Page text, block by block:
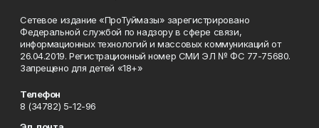
Сетевое издание «ПроТуймазы» зарегистрировано
Федеральной службой по надзору в сфере связи,
информационных технологий и массовых коммуникаций от
26.04.2019. Регистрационный номер СМИ ЭЛ № ФС 77-75680.
Запрещено для детей «18+»
Телефон
8 (34782) 5-12-96